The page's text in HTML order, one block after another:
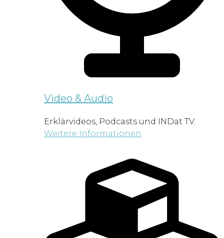
Video & Audio
Erklärvideos, Podcasts und INDat TV.
Weitere Informationen